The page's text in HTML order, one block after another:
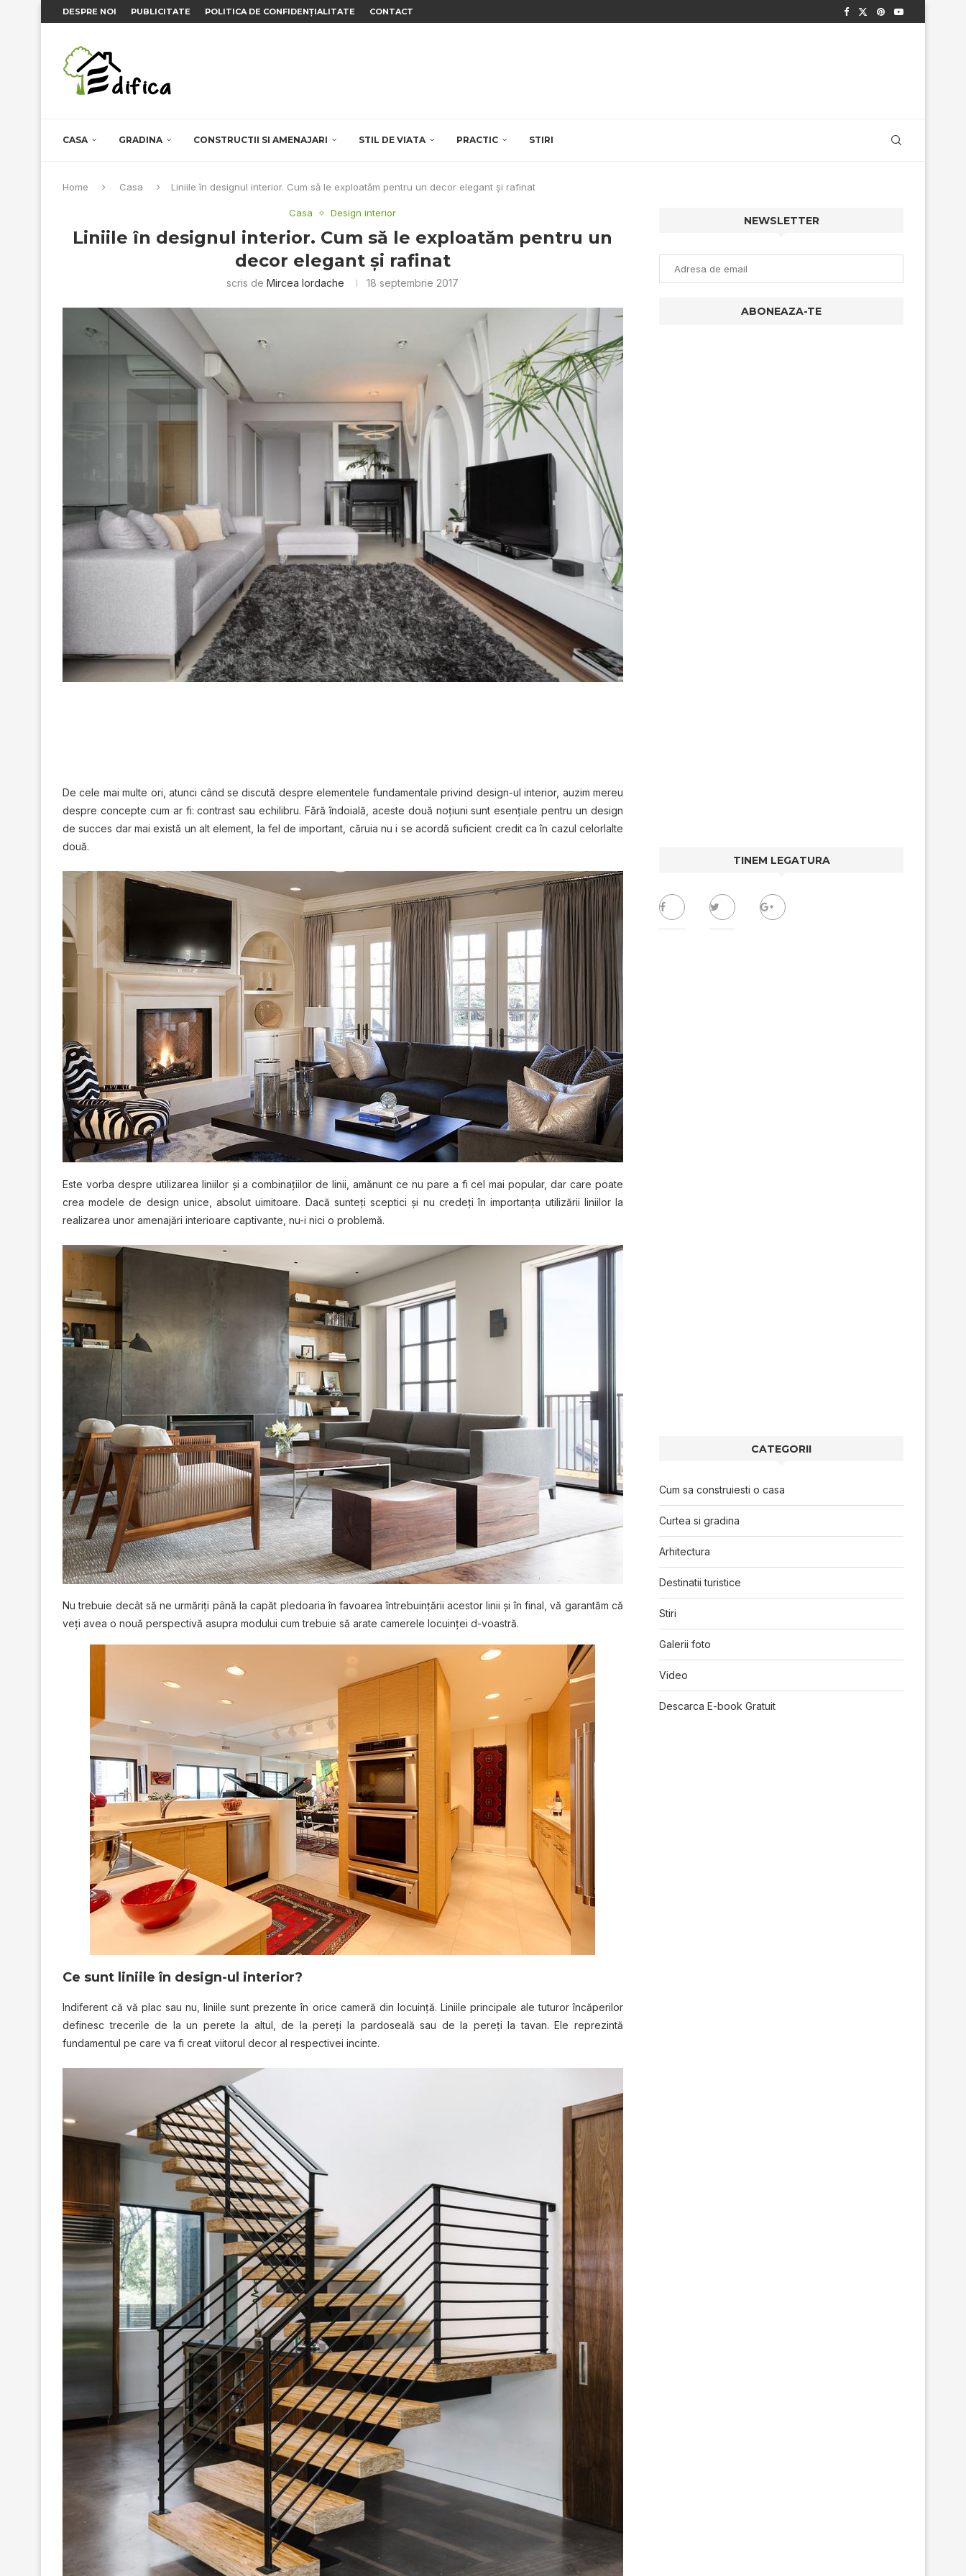
DESPRE NOI PUBLICITATE POLITICA DE CONFIDENȚIALITATE CONTACT
CASA GRADINA CONSTRUCTII SI AMENAJARI STIL DE VIATA PRACTIC STIRI
Home Casa Liniile în designul interior. Cum să le exploatăm pentru un decor elegant şi rafinat
Casa Design interior
Liniile în designul interior. Cum să le exploatăm pentru un
decor elegant şi rafinat
scris deMircea Iordache 18 septembrie 2017
De cele mai multe ori, atunci când se discută despre elementele fundamentale privind design-ul interior, auzim mereu
despre concepte cum ar fi: contrast sau echilibru. Fără îndoială, aceste două noţiuni sunt esenţiale pentru un design
de succes dar mai există un alt element, la fel de important, căruia nu i se acordă suficient credit ca în cazul celorlalte
două.
Este vorba despre utilizarea liniilor şi a combinaţiilor de linii, amănunt ce nu pare a fi cel mai popular, dar care poate
crea modele de design unice, absolut uimitoare. Dacă sunteţi sceptici şi nu credeţi în importanţa utilizării liniilor la
realizarea unor amenajări interioare captivante, nu-i nici o problemă.
Nu trebuie decât să ne urmăriţi până la capăt pledoaria în favoarea întrebuinţării acestor linii şi în final, vă garantăm că
veţi avea o nouă perspectivă asupra modului cum trebuie să arate camerele locuinţei d-voastră.
Ce sunt liniile în design-ul interior?
Indiferent că vă plac sau nu, liniile sunt prezente în orice cameră din locuinţă. Liniile principale ale tuturor încăperilor
definesc trecerile de la un perete la altul, de la pereţi la pardoseală sau de la pereţi la tavan. Ele reprezintă
fundamentul pe care va fi creat viitorul decor al respectivei incinte.
NEWSLETTER
TINEM LEGATURA
CATEGORII
Cum sa construiesti o casa
Curtea si gradina
Arhitectura
Destinatii turistice
Stiri
Galerii foto
Video
Descarca E-book Gratuit